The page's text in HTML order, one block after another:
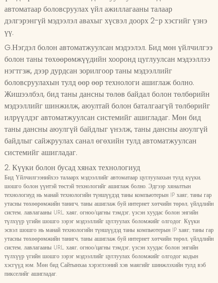
автоматаар боловсруулах үйл ажиллагааны талаар
дэлгэрэнгүй мэдээлэл авахыг хүсвэл доорх 2-р хэсгийг үзнэ
үү.
G.Нэгдэл болон автоматжуулсан мэдээлэл. Бид мөн үйлчилгээ
болон таны төхөөрөмжүүдийн хооронд цуглуулсан мэдээллээ
нэгтгэж, дээр дурдсан зорилгоор таны мэдээллийг
боловсруулахын тулд өөр өөр технологи ашиглаж болно.
Жишээлбэл, бид таны дансны төлөв байдал болон төлбөрийн
мэдээллийг шинжилж, аюултай болон баталгаагүй төлбөрийг
илрүүлдэг автоматжуулсан системийг ашигладаг. Мөн бид
таны дансны аюулгүй байдлыг үнэлж, таны дансны аюулгүй
байдлыг сайжруулах санал өгөхийн тулд автоматжуулсан
системийг ашигладаг.
2. Күүки болон бусад хянах технологиуд
Бид Үйлчилгээнийхээ талаарх мэдээллийг автоматаар цуглуулахын тулд күүки,
шошго болон үүнтэй төстэй технологийг ашиглаж болно. Эдгээр хяналтын
технологиуд нь манай технологийн түншүүдэд таны компьютерын IP хаяг, таны гар
утасны төхөөрөмжийн танигч, таны ашиглаж буй интернет хөтчийн төрөл, үйлдлийн
систем, лавлагааны URL хаяг, огноо/цагны тэмдэг, үзсэн хуудас болон энгийн
түлхүүр үгийн шошго зэрэг мэдээллийг цуглуулах боломжийг олгодог. Күүки
эсвэл шошго нь манай технологийн түншүүдэд таны компьютерын IP хаяг, таны гар
утасны төхөөрөмжийн танигч, таны ашиглаж буй интернет хөтчийн төрөл, үйлдлийн
систем, лавлагааны URL хаяг, огноо/цагны тэмдэг, үзсэн хуудас болон энгийн
түлхүүр үгийн шошго зэрэг мэдээллийг цуглуулах боломжийг олгодог кодын
хэсгүүд юм. Мөн бид Сайтынхаа хэрэглээний хэв маягийг шинжлэхийн тулд вэб
пикселийг ашигладаг.